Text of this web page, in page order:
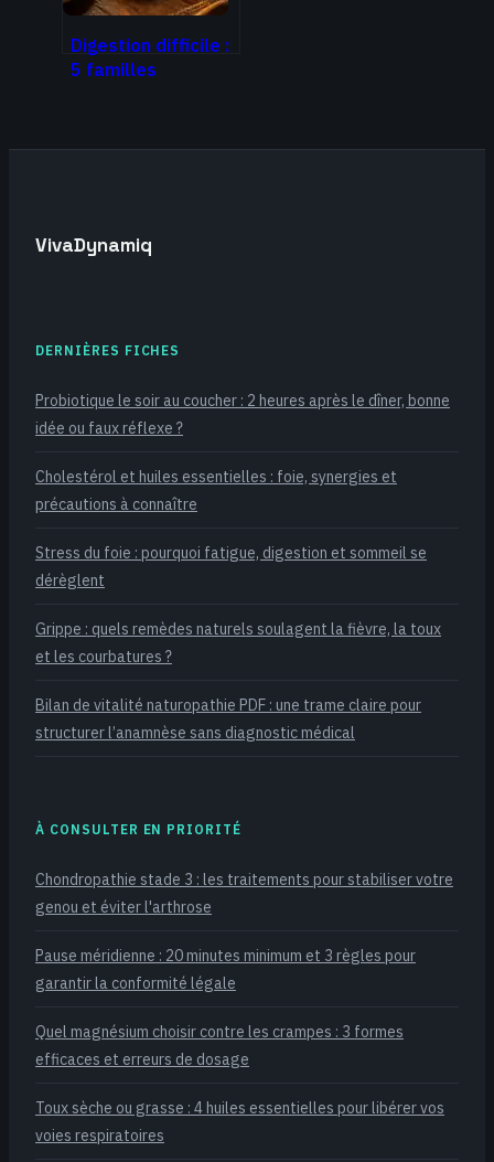
Digestion difficile :
5 familles
VivaDynamiq
DERNIÈRES FICHES
Probiotique le soir au coucher : 2 heures après le dîner, bonne
idée ou faux réflexe ?
Cholestérol et huiles essentielles : foie, synergies et
précautions à connaître
Stress du foie : pourquoi fatigue, digestion et sommeil se
dérèglent
Grippe : quels remèdes naturels soulagent la fièvre, la toux
et les courbatures ?
Bilan de vitalité naturopathie PDF : une trame claire pour
structurer l’anamnèse sans diagnostic médical
À CONSULTER EN PRIORITÉ
Chondropathie stade 3 : les traitements pour stabiliser votre
genou et éviter l'arthrose
Pause méridienne : 20 minutes minimum et 3 règles pour
garantir la conformité légale
Quel magnésium choisir contre les crampes : 3 formes
efficaces et erreurs de dosage
Toux sèche ou grasse : 4 huiles essentielles pour libérer vos
voies respiratoires